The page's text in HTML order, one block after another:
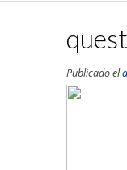
Publicado el